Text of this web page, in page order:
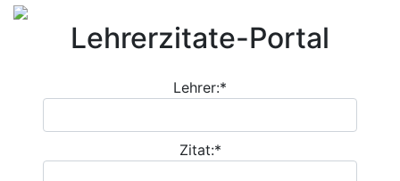
Lehrerzitate-Portal
Lehrer:*
Zitat:*